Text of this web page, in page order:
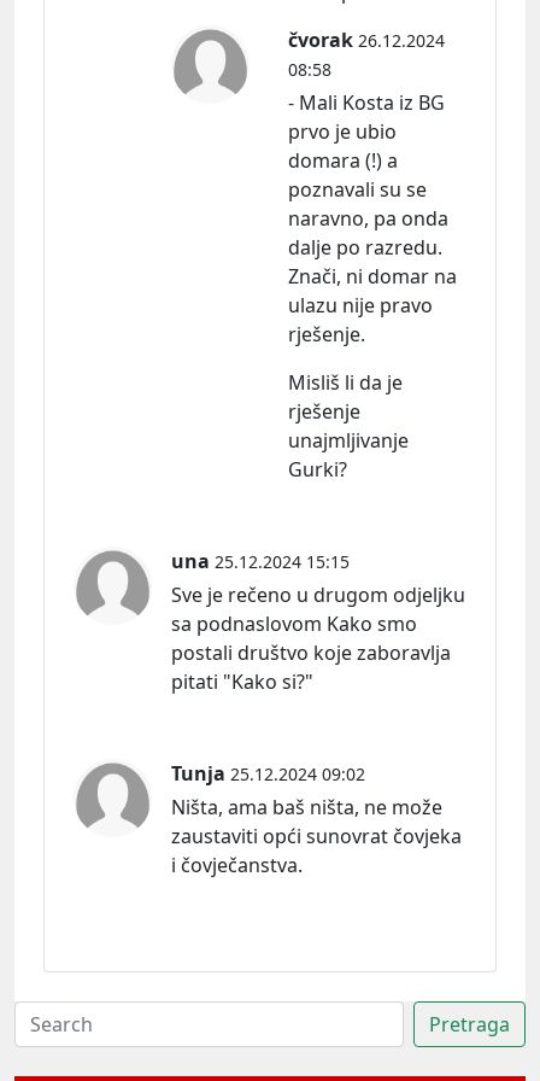
čvorak 26.12.2024
08:58
- Mali Kosta iz BG
prvo je ubio
domara (!) a
poznavali su se
naravno, pa onda
dalje po razredu.
Znači, ni domar na
ulazu nije pravo
rješenje.
Misliš li da je
rješenje
unajmljivanje
Gurki?
una 25.12.2024 15:15
Sve je rečeno u drugom odjeljku
sa podnaslovom Kako smo
postali društvo koje zaboravlja
pitati "Kako si?"
Tunja 25.12.2024 09:02
Ništa, ama baš ništa, ne može
zaustaviti opći sunovrat čovjeka
i čovječanstva.